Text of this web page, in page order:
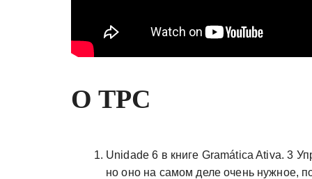
O TPC
Unidade 6 в книге Gramática Ativa. 3
но оно на самом деле очень нужное,